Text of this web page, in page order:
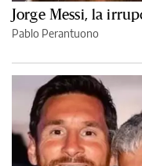
Jorge Messi, la
Pablo Perantuono